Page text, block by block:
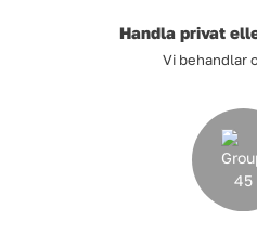
Handla privat
Vi behandlar